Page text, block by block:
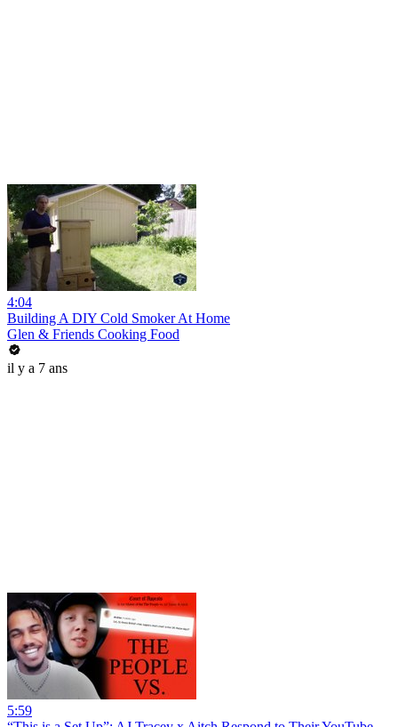
4:04
Building A DIY Cold Smoker At Home
Glen & Friends Cooking Food
il y a 7 ans
5:59